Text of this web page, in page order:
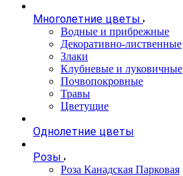
Многолетние цветы
Водные и прибрежные
Декоративно-лиственные
Злаки
Клубневые и луковичные
Почвопокровные
Травы
Цветущие
Однолетние цветы
Розы
Роза Канадская Парковая